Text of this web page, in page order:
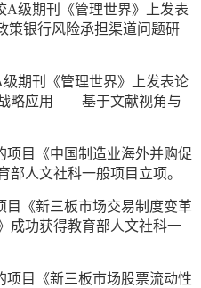
A级期刊《管理世界》上发表
策银行风险承担渠道问题研
期刊《管理世界》上发表论
略应用——基于文献视角与
项目《中国制造业海外并购促
部人文社科一般项目立项。
目《新三板市场交易制度变革
成功获得教育部人文社科一
项目《新三板市场股票流动性